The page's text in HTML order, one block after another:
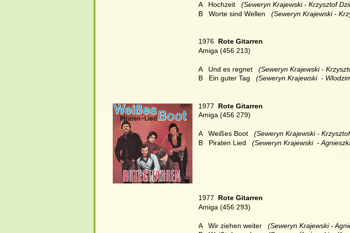
A   Hochzeit
(Seweryn Krajewski - Krzysztof
B
Worte sind Wellen (Seweryn Krajewski -
1976 Rote Gitarren
Amiga (456 213)
A   Und es regnet
(Seweryn Krajewski -
B
Ein guter Tag (Seweryn Krajewski  -
1977 Rote Gitarren
Amiga (456 279)
A   Weißes Boot (Seweryn Krajewski -
B
Piraten Lied (Seweryn Krajewski  -
1977 Rote Gitarren
Amiga (456 293)
A   Wir ziehen weiter
(Seweryn Krajewski -